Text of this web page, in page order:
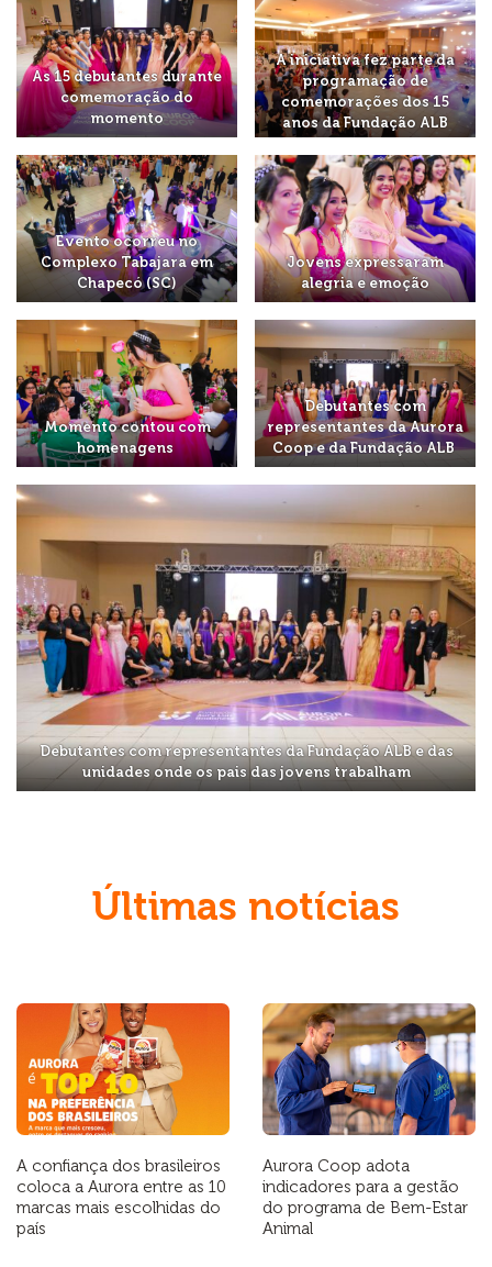
As 15 debutantes durante
comemoração do
momento
A iniciativa fez parte da
programação de
comemorações dos 15
anos da Fundação ALB
Evento ocorreu no
Complexo Tabajara em
Chapecó (SC)
Jovens expressaram
alegria e emoção
Momento contou com
homenagens
Debutantes com
representantes da Aurora
Coop e da Fundação ALB
Debutantes com representantes da Fundação ALB e das
unidades onde os pais das jovens trabalham
Últimas notícias
A confiança dos brasileiros
coloca a Aurora entre as 10
marcas mais escolhidas do
país
Aurora Coop adota
indicadores para a gestão
do programa de Bem-Estar
Animal